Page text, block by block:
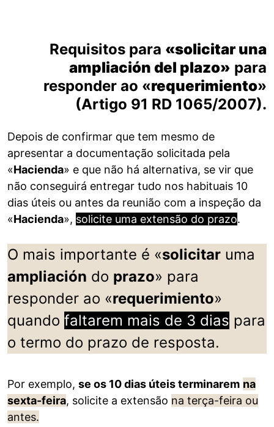
Requisitos para «solicitar una
ampliación del plazo» para
responder ao «requerimiento»
(Artigo 91 RD 1065/2007).
Depois de confirmar que tem mesmo de
apresentar a documentação solicitada pela
«Hacienda» e que não há alternativa, se vir que
não conseguirá entregar tudo nos habituais 10
dias úteis ou antes da reunião com a inspeção da
«Hacienda», solicite uma extensão do prazo.
O mais importante é «solicitar uma
ampliación do prazo» para
responder ao «requerimiento»
quando faltarem mais de 3 dias para
o termo do prazo de resposta.
Por exemplo, se os 10 dias úteis terminarem na
sexta-feira, solicite a extensão na terça-feira ou
antes.